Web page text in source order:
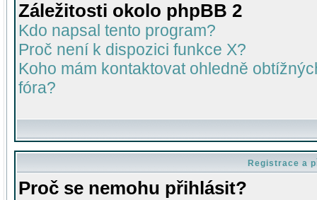
Záležitosti okolo phpBB 2
Kdo napsal tento program?
Proč není k dispozici funkce X?
Koho mám kontaktovat ohledně
fóra?
Registrace a
Proč se nemohu přihlásit?